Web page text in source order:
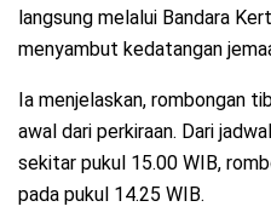
langsung melalui Bandara
menyambut kedatangan
Ia menjelaskan, rombongan
awal dari perkiraan. Dari
sekitar pukul 15.00 WIB,
pada pukul 14.25 WIB.